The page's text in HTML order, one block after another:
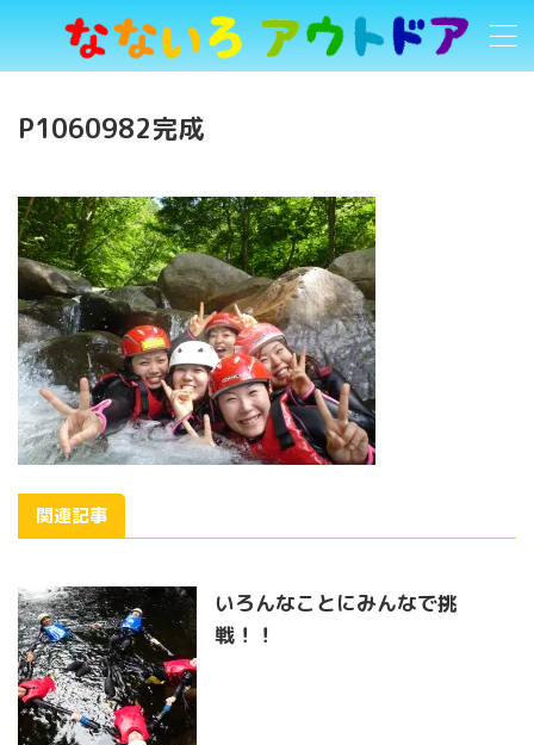
P1060982完成
関連記事
いろんなことにみんなで挑
戦！！